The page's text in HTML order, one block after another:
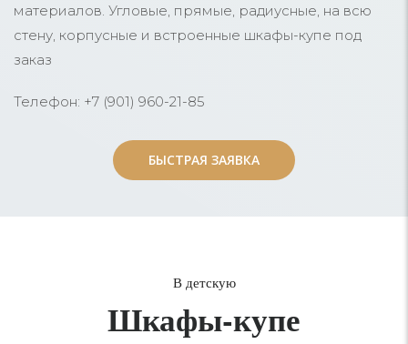
материалов. Угловые, прямые, радиусные, на всю
стену, корпусные и встроенные шкафы-купе под
заказ
Телефон: +7 (901) 960-21-85
БЫСТРАЯ ЗАЯВКА
БЫСТРАЯ ЗАЯВКА
В детскую
Шкафы-купе